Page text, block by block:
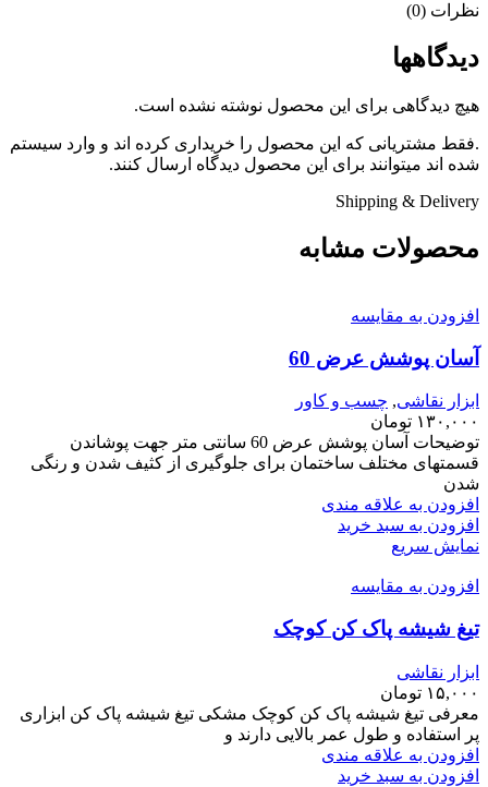
نظرات (0)
دیدگاهها
هیچ دیدگاهی برای این محصول نوشته نشده است.
.فقط مشتریانی که این محصول را خریداری کرده اند و وارد سیستم
شده اند میتوانند برای این محصول دیدگاه ارسال کنند.
Shipping & Delivery
محصولات مشابه
افزودن به مقایسه
آسان پوشش عرض 60
ابزار نقاشی, چسب و کاور
۱۳۰,۰۰۰ تومان
توضیحات آسان پوشش عرض 60 سانتی متر جهت پوشاندن
قسمتهای مختلف ساختمان برای جلوگیری از کثیف شدن و رنگی
شدن
افزودن به علاقه مندی
افزودن به سبد خرید
نمایش سریع
افزودن به مقایسه
تیغ شیشه پاک کن کوچک
ابزار نقاشی
۱۵,۰۰۰ تومان
معرفی تیغ شیشه پاک کن کوچک مشکی تیغ شیشه پاک کن ابزاری
پر استفاده و طول عمر بالایی دارند و
افزودن به علاقه مندی
افزودن به سبد خرید